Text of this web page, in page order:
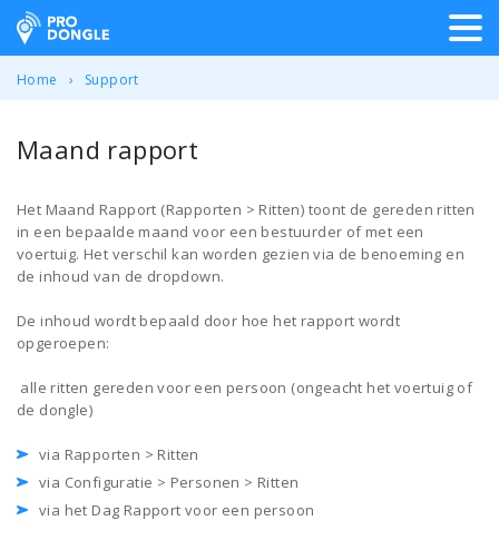
ProDongle Track & Trace
Home Support
Maand rapport
Het Maand Rapport (Rapporten > Ritten) toont de gereden ritten
in een bepaalde maand voor een bestuurder of met een
voertuig. Het verschil kan worden gezien via de benoeming en
de inhoud van de dropdown.
De inhoud wordt bepaald door hoe het rapport wordt
opgeroepen:
alle ritten gereden voor een persoon (ongeacht het voertuig of
de dongle)
via Rapporten > Ritten
via Configuratie > Personen > Ritten
via het Dag Rapport voor een persoon